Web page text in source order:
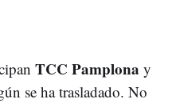
TCC Pamplona y
se ha trasladado. No